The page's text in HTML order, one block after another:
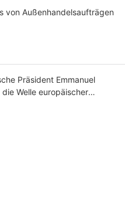
von Außenhandelsaufträgen
Präsident Emmanuel
Welle europäischer